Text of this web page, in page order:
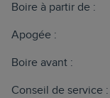
Boire à partir de :
Apogée :
Boire avant :
Conseil de service :